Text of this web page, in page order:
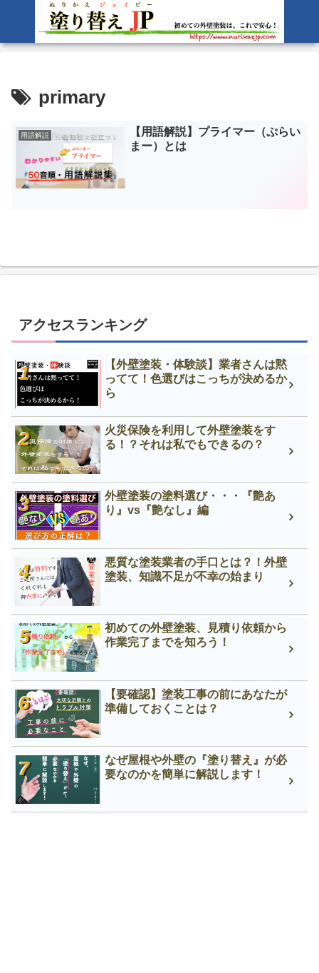
primary
用語解説
【用語解説】プライマー（ぷらい
まー）とは
アクセスランキング
【外壁塗装・体験談】業者さんは黙
ってて！色選びはこっちが決めるか
ら
火災保険を利用して外壁塗装をす
る！？それは私でもできるの？
外壁塗装の塗料選び・・・『艶あ
り』vs『艶なし』編
悪質な塗装業者の手口とは？！外壁
塗装、知識不足が不幸の始まり
初めての外壁塗装、見積り依頼から
作業完了までを知ろう！
【要確認】塗装工事の前にあなたが
準備しておくことは？
なぜ屋根や外壁の『塗り替え』が必
要なのかを簡単に解説します！